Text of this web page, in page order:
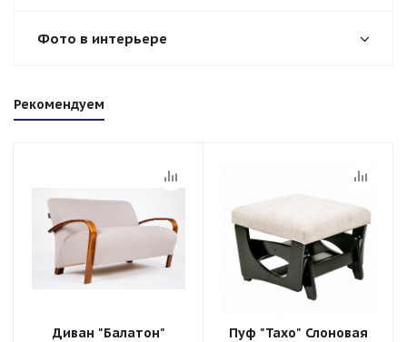
Фото в интерьере
Рекомендуем
Диван "Балатон"
Пуф "Тахо" Слоновая